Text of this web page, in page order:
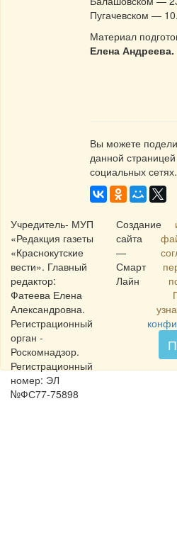
Пугачевском — 10.
Материал
Елена Андреева.
Вы можете
данной
социальных сетях.
Учредитель- МУП
«Редакция газеты
«Краснокутские
вести». Главный
редактор:
Фатеева Елена
Александровна.
Регистрационный
орган -
Роскомнадзор.
Регистрационный
номер: ЭЛ
№ФС77-75898
Создание
сайта
—
Смарт
Лайн